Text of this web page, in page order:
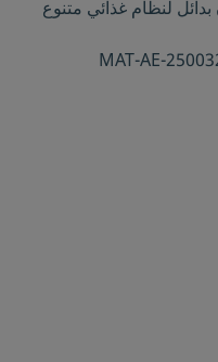
https://
view/66. Last
لنظام غذائي متنوع
MAT-AE-